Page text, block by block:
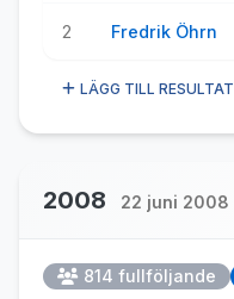
2 Fredrik Öhrn
LÄGG TILL RESULTAT
2008 22 juni 2008
814 fullföljande